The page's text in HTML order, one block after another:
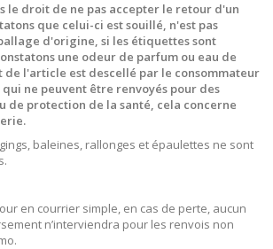
le droit de ne pas accepter le retour d'un
que celui-ci est souillé, n'est pas
d'origine, si les étiquettes sont
une odeur de parfum ou eau de
l'article est descellé par le consommateur
ne peuvent être renvoyés pour des
de protection de la santé, cela concerne
baleines, rallonges et épaulettes ne sont
en courrier simple, en cas de perte, aucun
n’interviendra pour les renvois non